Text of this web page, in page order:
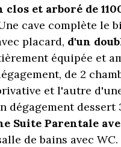
et arboré de
cave complète le
placard, d'un
équipée et
de 2
et l'autre
dégagement dessert
Suite Parentale
de bains avec WC.